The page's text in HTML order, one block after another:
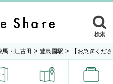
検索
馬・江古田 > 豊島園駅 > 【お急ぎくだ